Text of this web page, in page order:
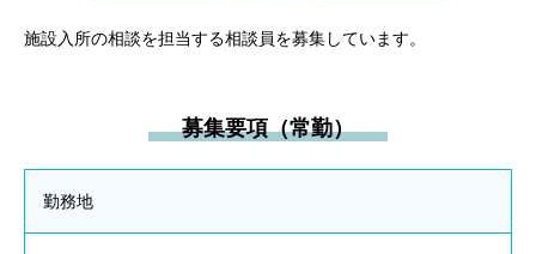
施設入所の相談を担当する相談員を募集しています。
募集要項（常勤）
勤務地